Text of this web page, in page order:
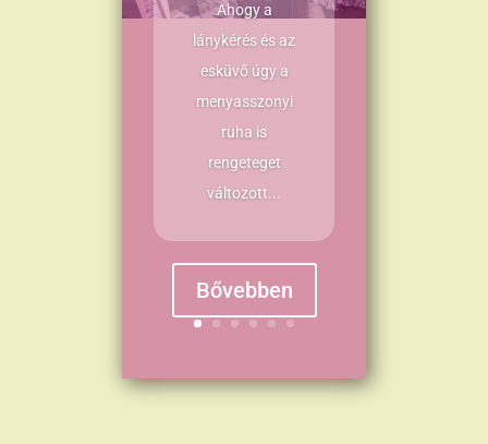
Ahogy a
lánykérés és az
esküvő úgy a
menyasszonyi
ruha is
rengeteget
változott...
Bővebben